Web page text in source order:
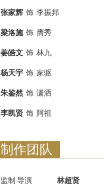
张家辉 饰 李振邦
梁洛施饰 膺秀
姜皓文 饰 林九
杨天宇 饰 家驱
朱鉴然 饰 潇洒
李凯贤 饰 阿祖
制作团队
监制 导演 林超贤